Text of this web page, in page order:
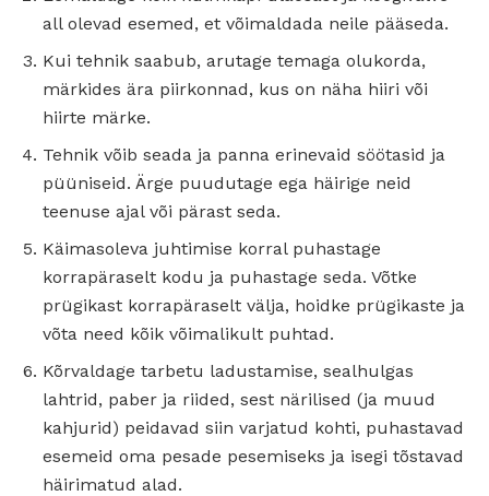
all olevad esemed, et võimaldada neile pääseda.
Kui tehnik saabub, arutage temaga olukorda,
märkides ära piirkonnad, kus on näha hiiri või
hiirte märke.
Tehnik võib seada ja panna erinevaid söötasid ja
püüniseid. Ärge puudutage ega häirige neid
teenuse ajal või pärast seda.
Käimasoleva juhtimise korral puhastage
korrapäraselt kodu ja puhastage seda. Võtke
prügikast korrapäraselt välja, hoidke prügikaste ja
võta need kõik võimalikult puhtad.
Kõrvaldage tarbetu ladustamise, sealhulgas
lahtrid, paber ja riided, sest närilised (ja muud
kahjurid) peidavad siin varjatud kohti, puhastavad
esemeid oma pesade pesemiseks ja isegi tõstavad
häirimatud alad.